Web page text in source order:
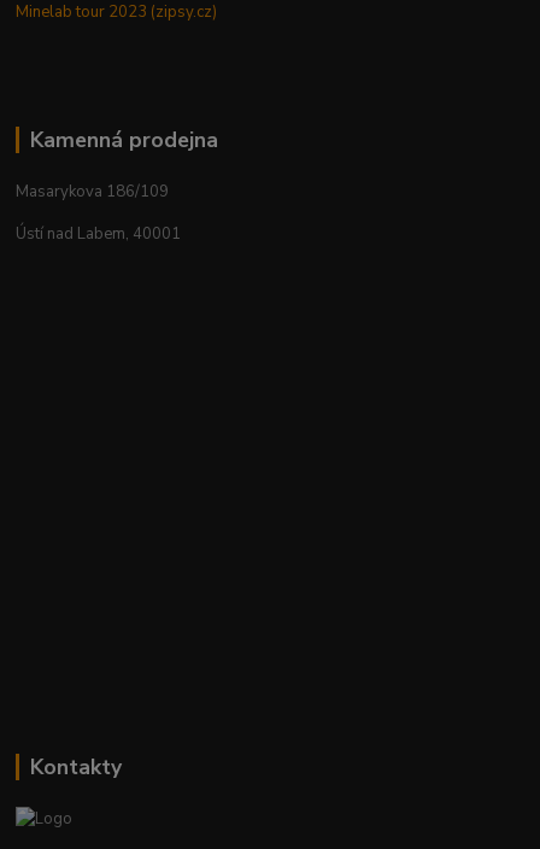
Minelab tour 2023 (zipsy.cz)
Kamenná prodejna
Masarykova 186/109
Ústí nad Labem, 40001
Kontakty